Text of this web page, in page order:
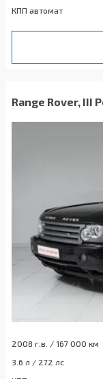
КПП автомат
Range Rover, III
2008 г.в. / 167 000 км
3.6 л / 272 лс